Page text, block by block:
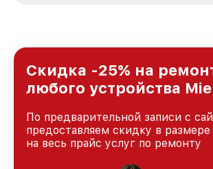
Краснодаре, постоянно повышая
доверия и лояльности наших
Скидка -25% на
любого устройства
По предварительной записи с
предоставляем скидку в размере
на весь прайс услуг по ремонту